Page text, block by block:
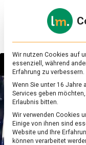
Sie sehen
.
unten. Bitte
Wir nutzen Cookies auf
essenziell, während
Erfahrung zu verbessern.
Wenn Sie unter 16 Jahre
Services geben
Erlaubnis bitten.
Wir verwenden Cookies
Einige von ihnen sind
Website und Ihre
können verarbeitet